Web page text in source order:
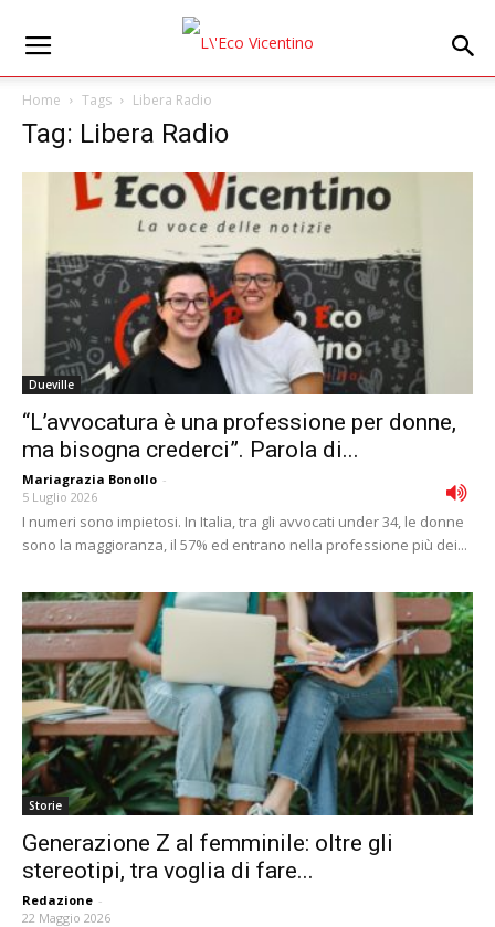
Home Tags Libera Radio
Tag: Libera Radio
Dueville
“L’avvocatura è una professione per donne,
ma bisogna crederci”. Parola di...
Mariagrazia Bonollo -
5 Luglio 2026
I numeri sono impietosi. In Italia, tra gli avvocati under 34, le donne
sono la maggioranza, il 57% ed entrano nella professione più dei...
Storie
Generazione Z al femminile: oltre gli
stereotipi, tra voglia di fare...
Redazione -
22 Maggio 2026